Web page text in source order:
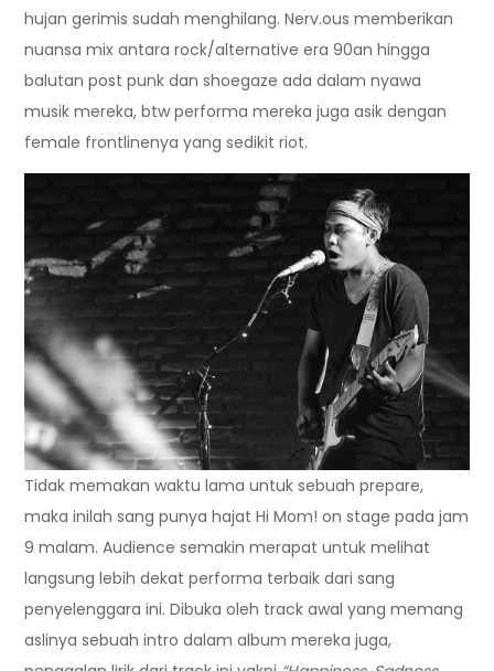
hujan gerimis sudah menghilang. Nerv.ous memberikan
nuansa mix antara rock/alternative era 90an hingga
balutan post punk dan shoegaze ada dalam nyawa
musik mereka, btw performa mereka juga asik dengan
female frontlinenya yang sedikit riot.
Tidak memakan waktu lama untuk sebuah prepare,
maka inilah sang punya hajat Hi Mom! on stage pada jam
9 malam. Audience semakin merapat untuk melihat
langsung lebih dekat performa terbaik dari sang
penyelenggara ini. Dibuka oleh track awal yang memang
aslinya sebuah intro dalam album mereka juga,